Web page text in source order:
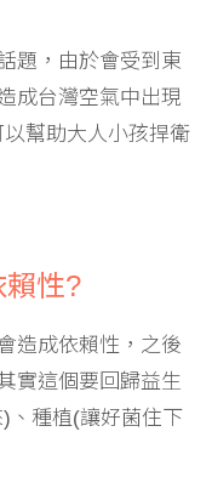
題，由於會受到東
成台灣空氣中出現
幫助大人小孩捍衛
性?
造成依賴性，之後
實這個要回歸益生
、種植(讓好菌住下